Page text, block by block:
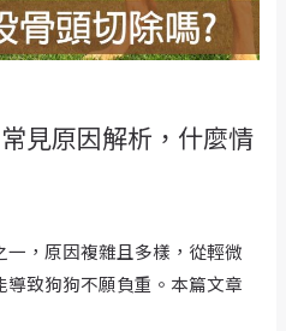
見原因解析，什麼情
，原因複雜且多樣，從輕微
致狗狗不願負重。本篇文章